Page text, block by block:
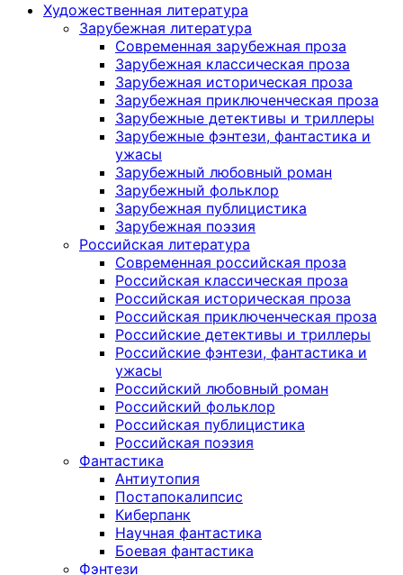
Художественная литература
Зарубежная литература
Современная зарубежная проза
Зарубежная классическая проза
Зарубежная историческая проза
Зарубежная приключенческая проза
Зарубежные детективы и триллеры
Зарубежные фэнтези, фантастика и
ужасы
Зарубежный любовный роман
Зарубежный фольклор
Зарубежная публицистика
Зарубежная поэзия
Российская литература
Современная российская проза
Российская классическая проза
Российская историческая проза
Российская приключенческая проза
Российские детективы и триллеры
Российские фэнтези, фантастика и
ужасы
Российский любовный роман
Российский фольклор
Российская публицистика
Российская поэзия
Фантастика
Антиутопия
Постапокалипсис
Киберпанк
Научная фантастика
Боевая фантастика
Фэнтези